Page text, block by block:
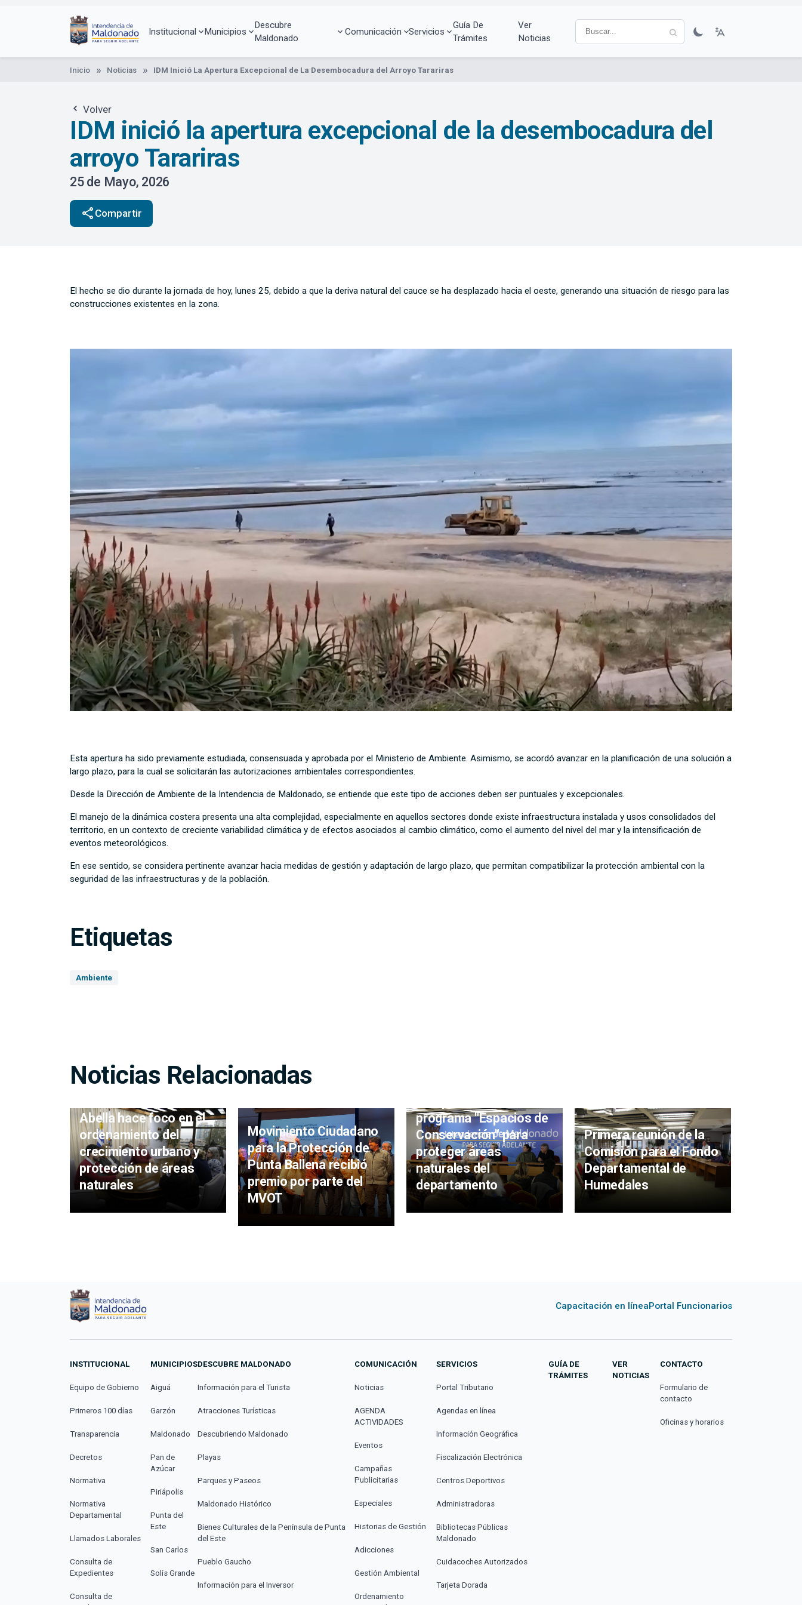
Institucional Municipios
Descubre
Maldonado
Comunicación Servicios
Guía De
Trámites
Ver
Noticias
Inicio Noticias IDM Inició La Apertura Excepcional de La Desembocadura del Arroyo Tarariras
Volver
IDM inició la apertura excepcional de la desembocadura del
arroyo Tarariras
25 de Mayo, 2026
share Compartir
El hecho se dio durante la jornada de hoy, lunes 25, debido a que la deriva natural del cauce se ha desplazado hacia el oeste, generando una situación de riesgo para las
construcciones existentes en la zona.
Esta apertura ha sido previamente estudiada, consensuada y aprobada por el Ministerio de Ambiente. Asimismo, se acordó avanzar en la planificación de una solución a
largo plazo, para la cual se solicitarán las autorizaciones ambientales correspondientes.
Desde la Dirección de Ambiente de la Intendencia de Maldonado, se entiende que este tipo de acciones deben ser puntuales y excepcionales.
El manejo de la dinámica costera presenta una alta complejidad, especialmente en aquellos sectores donde existe infraestructura instalada y usos consolidados del
territorio, en un contexto de creciente variabilidad climática y de efectos asociados al cambio climático, como el aumento del nivel del mar y la intensificación de
eventos meteorológicos.
En ese sentido, se considera pertinente avanzar hacia medidas de gestión y adaptación de largo plazo, que permitan compatibilizar la protección ambiental con la
seguridad de las infraestructuras y de la población.
Etiquetas
Ambiente
Noticias Relacionadas
Abella hace foco en el
ordenamiento del
crecimiento urbano y
protección de áreas
naturales
Movimiento Ciudadano
para la Protección de
Punta Ballena recibió
premio por parte del
MVOT
programa "Espacios de
Conservación" para
proteger áreas
naturales del
departamento
Primera reunión de la
Comisión para el Fondo
Departamental de
Humedales
Capacitación en líneaPortal Funcionarios
INSTITUCIONAL
Equipo de Gobierno
Primeros 100 días
Transparencia
Decretos
Normativa
Normativa
Departamental
Llamados Laborales
Consulta de
Expedientes
Consulta de
MUNICIPIOS
Aiguá
Garzón
Maldonado
Pan de
Azúcar
Piriápolis
Punta del
Este
San Carlos
Solís Grande
DESCUBRE MALDONADO
Información para el Turista
Atracciones Turísticas
Descubriendo Maldonado
Playas
Parques y Paseos
Maldonado Histórico
Bienes Culturales de la Península de Punta
del Este
Pueblo Gaucho
Información para el Inversor
COMUNICACIÓN
Noticias
AGENDA
ACTIVIDADES
Eventos
Campañas
Publicitarias
Especiales
Historias de Gestión
Adicciones
Gestión Ambiental
Ordenamiento
SERVICIOS
Portal Tributario
Agendas en línea
Información Geográfica
Fiscalización Electrónica
Centros Deportivos
Administradoras
Bibliotecas Públicas
Maldonado
Cuidacoches Autorizados
Tarjeta Dorada
GUÍA DE
TRÁMITES
VER
NOTICIAS
CONTACTO
Formulario de
contacto
Oficinas y horarios